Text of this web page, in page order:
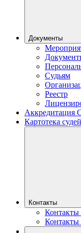
Документы
Судьям
Реестр
Картотека судей
Контакты
Контакты